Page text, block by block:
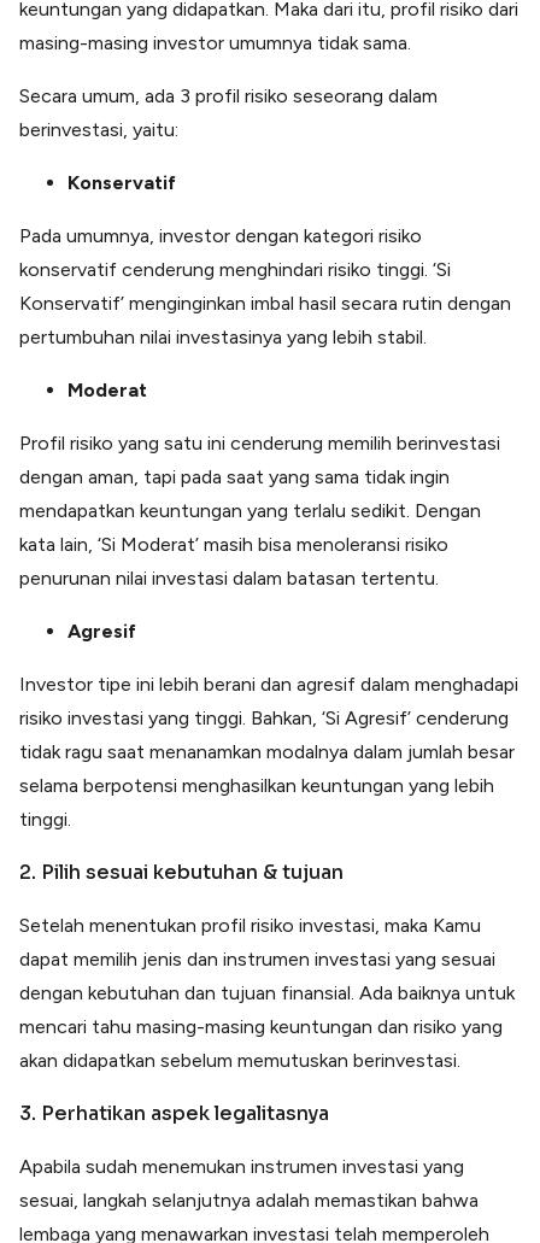
keuntungan yang didapatkan. Maka dari itu, profil risiko dari
masing-masing investor umumnya tidak sama.
Secara umum, ada 3 profil risiko seseorang dalam
berinvestasi, yaitu:
Konservatif
Pada umumnya, investor dengan kategori risiko
konservatif cenderung menghindari risiko tinggi. ‘Si
Konservatif’ menginginkan imbal hasil secara rutin dengan
pertumbuhan nilai investasinya yang lebih stabil.
Moderat
Profil risiko yang satu ini cenderung memilih berinvestasi
dengan aman, tapi pada saat yang sama tidak ingin
mendapatkan keuntungan yang terlalu sedikit. Dengan
kata lain, ‘Si Moderat’ masih bisa menoleransi risiko
penurunan nilai investasi dalam batasan tertentu.
Agresif
Investor tipe ini lebih berani dan agresif dalam menghadapi
risiko investasi yang tinggi. Bahkan, ‘Si Agresif’ cenderung
tidak ragu saat menanamkan modalnya dalam jumlah besar
selama berpotensi menghasilkan keuntungan yang lebih
tinggi.
2. Pilih sesuai kebutuhan & tujuan
Setelah menentukan profil risiko investasi, maka Kamu
dapat memilih jenis dan instrumen investasi yang sesuai
dengan kebutuhan dan tujuan finansial. Ada baiknya untuk
mencari tahu masing-masing keuntungan dan risiko yang
akan didapatkan sebelum memutuskan berinvestasi.
3. Perhatikan aspek legalitasnya
Apabila sudah menemukan instrumen investasi yang
sesuai, langkah selanjutnya adalah memastikan bahwa
lembaga yang menawarkan investasi telah memperoleh